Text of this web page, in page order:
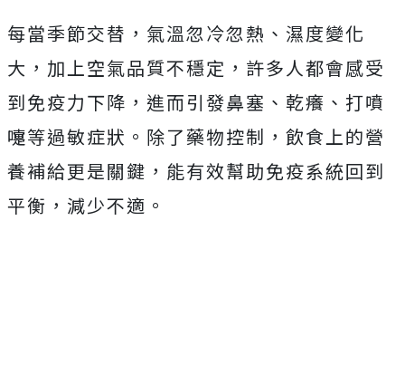
每當季節交替，氣溫忽冷忽熱、濕度變化
大，加上空氣品質不穩定，許多人都會感受
到免疫力下降，進而引發鼻塞、乾癢、打噴
嚏等過敏症狀。除了藥物控制，飲食上的營
養補給更是關鍵，能有效幫助免疫系統回到
平衡，減少不適。